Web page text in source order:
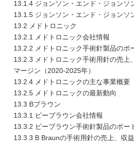
13.1.4 ジョンソン・エンド・ジョンソ
13.1.5 ジョンソン・エンド・ジョンソ
13.2 メドトロニック
13.2.1 メドトロニック会社情報
13.2.2 メドトロニック手術針製品のポ
13.2.3 メドトロニック手術用針の売上
マージン（2020-2025年）
13.2.4 メドトロニックの主な事業概要
13.2.5 メドトロニックの最新動向
13.3 Bブラウン
13.3.1 ビーブラウン会社情報
13.3.2 ビーブラウン手術針製品のポー
13.3.3 B Braunの手術用針の売上、収